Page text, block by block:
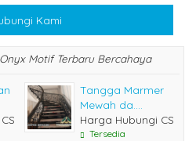
Kami
Motif Terbaru Bercahaya
Tangga Marmer
Mewah da....
Harga Hubungi CS
Tersedia